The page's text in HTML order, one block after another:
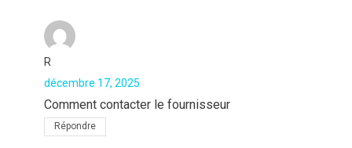
R
décembre 17, 2025
Comment contacter le fournisseur
Répondre